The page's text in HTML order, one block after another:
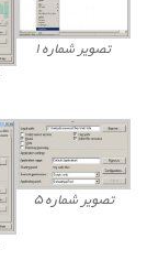
تصویر شماره ۱
تصویر شماره ۵